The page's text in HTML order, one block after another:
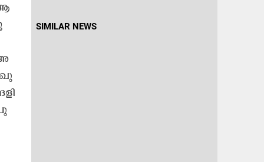
ഖു​
SIMILAR NEWS